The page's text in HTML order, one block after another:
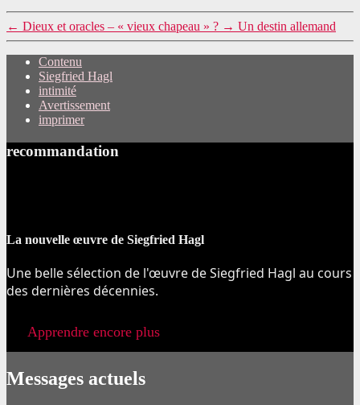
← Dieux et oracles – « vieux chapeau » ? → Un destin allemand
Contenu
Siegfried Hagl
intimité
Avertissement
imprimer
recommandation
La nouvelle œuvre de Siegfried Hagl
Une belle sélection de l'œuvre de Siegfried Hagl au cours
des dernières décennies.
Apprendre encore plus
Messages actuels